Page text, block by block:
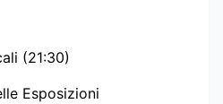
(21:30)
Esposizioni